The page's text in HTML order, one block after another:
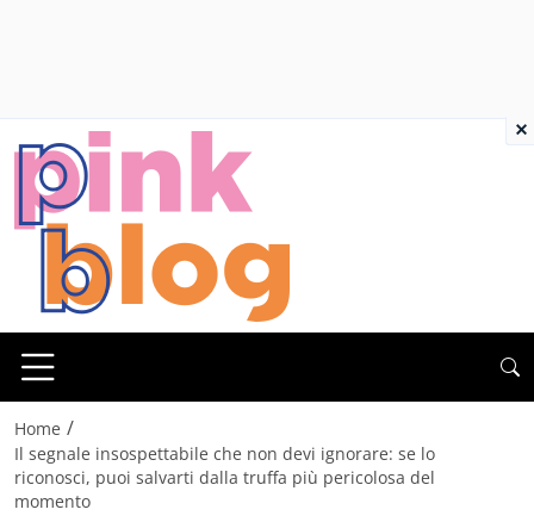
Home /
Il segnale insospettabile che non devi ignorare: se lo
riconosci, puoi salvarti dalla truffa più pericolosa del
momento
×